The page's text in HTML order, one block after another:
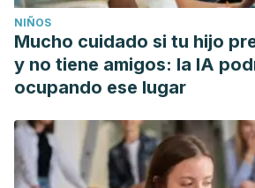
NIÑOS
Mucho cuidado si tu hijo
y no tiene amigos: la IA
ocupando ese lugar